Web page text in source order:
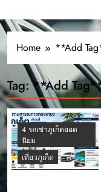
Home **Add
Tag:**Add
4 รถเช่าภูเก็ตยอด
นิยม
เที่ยวภูเก็ต